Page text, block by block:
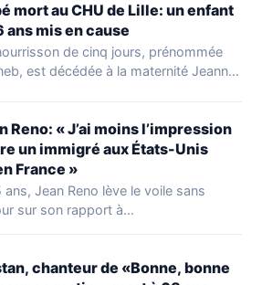
mort au CHU de Lille: un enfant
ans mis en cause
de cinq jours, prénommée
est décédée à la maternité Jeanne
Reno: « J’ai moins l’impression
un immigré aux États-Unis
France »
ans, Jean Reno lève le voile sans
sur son rapport à…
chanteur de «Bonne, bonne